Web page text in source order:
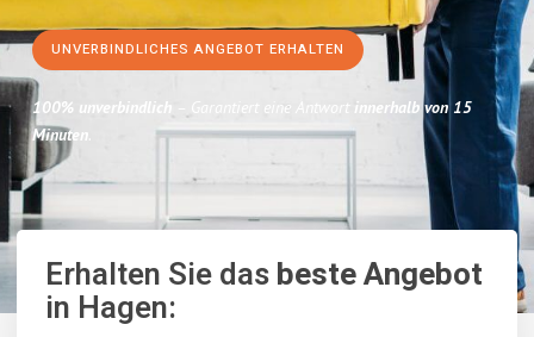
UNVERBINDLICHES ANGEBOT ERHALTEN
100% unverbindlich – Garantiert eine Antwort innerhalb von 15
Minuten.
Erhalten Sie dasbeste Angebot
in Hagen: